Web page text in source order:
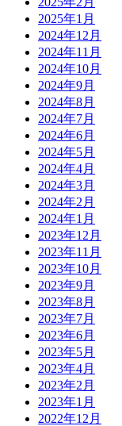
2025年1月
2024年12月
2024年11月
2024年10月
2024年9月
2024年8月
2024年7月
2024年6月
2024年5月
2024年4月
2024年3月
2024年2月
2024年1月
2023年12月
2023年11月
2023年10月
2023年9月
2023年8月
2023年7月
2023年6月
2023年5月
2023年4月
2023年2月
2023年1月
2022年12月